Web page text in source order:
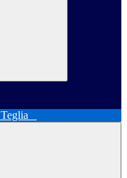
Teglia